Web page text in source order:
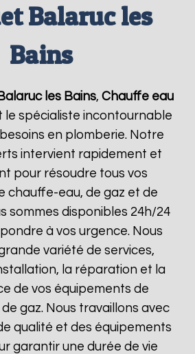
Balaruc les
Bains
les Bains, Chauffe eau
le spécialiste incontournable
en plomberie. Notre
intervient rapidement et
pour résoudre tous vos
chauffe-eau, de gaz et de
sommes disponibles 24h/24
à vos urgence. Nous
variété de services,
la réparation et la
de vos équipements de
gaz. Nous travaillons avec
qualité et des équipements
garantir une durée de vie